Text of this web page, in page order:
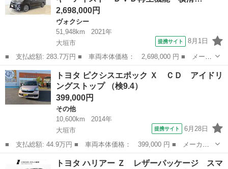
2,698,000円
ヴォクシー
51,948km
2021年
大垣市
提携サイト 8月1日
■ 支払総額: 283.7万円 ■ 車両本体価格： 2,698,000 円 ■ メーカ
ー名： トヨタ ■ 車種名： ヴォクシー ■ グレード名： ＺＳ
煌ＩＩＩ スマートキ アイスト ＤＶＤ再生機能 横滑り防止装
置 ナビＴ...
岐阜 大垣市 ヴォクシー
トヨタ ピクシスエポック Ｘ ＣＤ アイドリ
ングストップ （検9.4）
399,000円
その他
10,600km
2014年
大垣市
提携サイト 6月28日
■ 支払総額: 44.9万円 ■ 車両本体価格： 399,000 円 ■ メーカー
名： トヨタ ■ 車種名： ピクシスエポック ■ グレード名：
Ｘ ＣＤ アイドリングストップ ■ 排気量： 660cc ■ ドア枚
岐阜 その他
トヨタ ハリアー Ｚ レザーパッケージ スマ